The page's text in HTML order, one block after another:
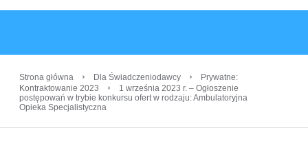
Strona główna › Dla Świadczeniodawcy ›
Prywatne:
Kontraktowanie 2023
›
1 września 2023 r. – Ogłoszenie
postępowań w trybie konkursu ofert w rodzaju: Ambulatoryjna
Opieka Specjalistyczna